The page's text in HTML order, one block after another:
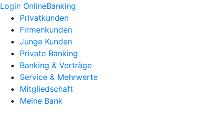
Login OnlineBanking
Privatkunden
Firmenkunden
Junge Kunden
Private Banking
Banking & Verträge
Service & Mehrwerte
Mitgliedschaft
Meine Bank